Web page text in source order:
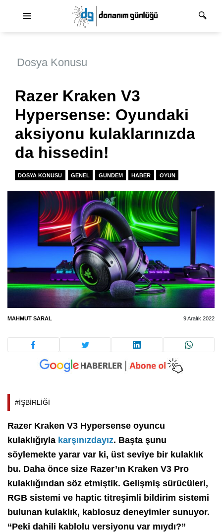
Dosya Konusu
Razer Kraken V3
Hypersense: Oyundaki
aksiyonu kulaklarınızda
da hissedin!
DOSYA KONUSU GENEL GUNDEM HABER OYUN
MAHMUT SARAL 9 Aralık 2022
#İŞBİRLİĞİ
Razer Kraken V3 Hypersense oyuncu
kulaklığıyla karşınızdayız. Başta şunu
söylemekte yarar var ki, üst seviye bir kulaklık
bu. Daha önce size Razer’ın Kraken V3 Pro
kulaklığından söz etmiştik. Gelişmiş sürücüleri,
RGB sistemi ve haptic titreşimli bildirim sistemi
bulunan kulaklık, kablosuz deneyimler sunuyor.
“Peki dahili kablolu versiyonu var mıydı?”